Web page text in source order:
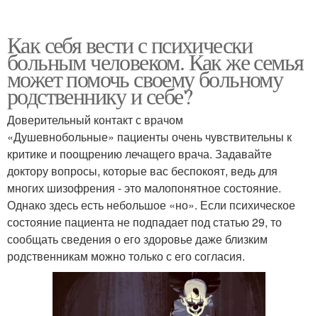
Как себя вести с психически
больным человеком. Как же семья
может помочь своему больному
родственнику и себе?
Доверительный контакт с врачом
«Душевнобольные» пациенты очень чувствительны к
критике и поощрению лечащего врача. Задавайте
доктору вопросы, которые вас беспокоят, ведь для
многих шизофрения - это малопонятное состояние.
Однако здесь есть небольшое «но». Если психическое
состояние пациента не подпадает под статью 29, то
сообщать сведения о его здоровье даже близким
родственникам можно только с его согласия.